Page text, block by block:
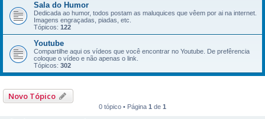
Sala do Humor
Dedicada ao humor, todos postam as maluquices que vêem por ai na internet.
Imagens engraçadas, piadas, etc.
Tópicos: 122
Youtube
Compartilhe aqui os vídeos que você encontrar no Youtube. De prefêrencia
coloque o ví­deo e não apenas o link.
Tópicos: 302
Novo Tópico
0 tópico • Página 1 de 1